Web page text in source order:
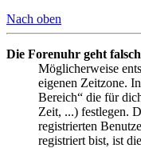
Nach oben
Die Forenuhr geht
Möglicherweise
eigenen Zeitzone.
Bereich“ die für
Zeit, ...) festlegen.
registrierten
registriert bist, ist